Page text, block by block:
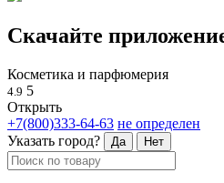
Скачайте
Косметика и парфюмерия
4.9 5
Открыть
+7(800)333-64-63 не определен
Указать город?
Да Нет